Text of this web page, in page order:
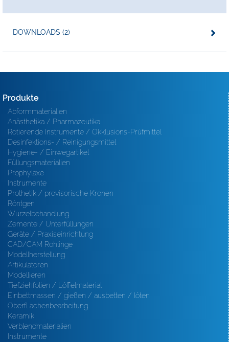
DOWNLOADS (2)
Produkte
Abformmaterialien
Anästhetika / Pharmazeutika
Rotierende Instrumente / Okklusions-Prüfmittel
Desinfektions- / Reinigungsmittel
Hygiene- / Einwegartikel
Füllungsmaterialien
Prophylaxe
Instrumente
Prothetik / provisorische Kronen
Röntgen
Wurzelbehandlung
Zemente / Unterfüllungen
Geräte / Praxiseinrichtung
CAD/CAM Rohlinge
Modellherstellung
Artikulatoren
Modellieren
Tiefziehfolien / Löffelmaterial
Einbettmassen / gießen / ausbetten / löten
Oberfl ächenbearbeitung
Keramik
Verblendmaterialien
Instrumente